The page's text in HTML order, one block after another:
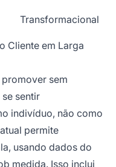
Transformacional
Cliente em Larga
sem
sentir
indivíduo, não como
permite
usando dados do
medida. Isso inclui